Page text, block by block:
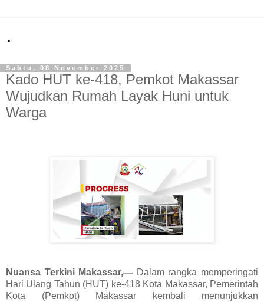
.
Sabtu, 08 November 2025
Kado HUT ke-418, Pemkot Makassar
Wujudkan Rumah Layak Huni untuk
Warga
Nuansa Terkini Makassar,— Dalam rangka memperingati
Hari Ulang Tahun (HUT) ke-418 Kota Makassar, Pemerintah
Kota (Pemkot) Makassar kembali menunjukkan